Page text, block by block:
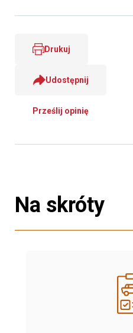
Drukuj
Udostępnij
Prześlij opinię
Na skróty